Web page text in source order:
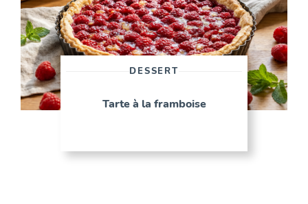
DESSERT
Tarte à la framboise